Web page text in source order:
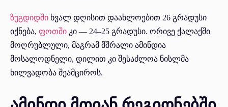
ზუგდიდში ხვალ დღისით დაახლოებით 26 გრადუსი
იქნება, ფოთში კი — 24–25 გრადუსი. ორივე ქალაქში
მოღრუბლული, მაგრამ მშრალი ამინდია
მოსალოდნელი, დილით კი შესაძლოა ნისლმა
ხილვადობა შეამციროს.